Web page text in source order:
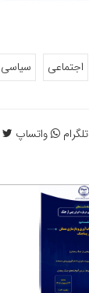
اجتماعی سیاسی
تلگرام واتساپ